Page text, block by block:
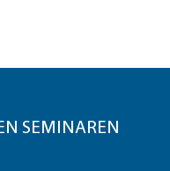
SEMINAREN